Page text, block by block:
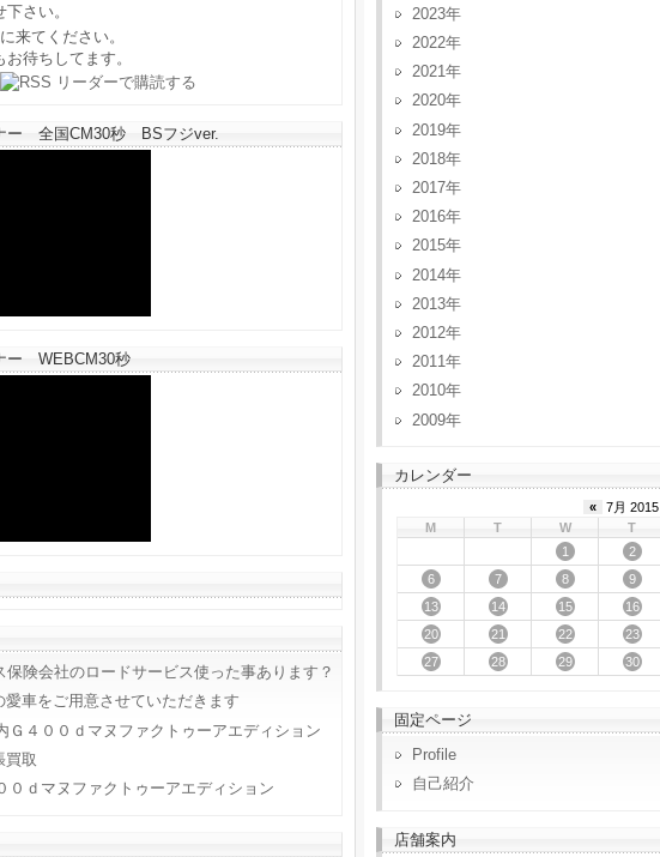
さい。
来てください。
待ちしてます。
ー 全国CM30秒 BSフジver.
ー WEBCM30秒
保険会社のロードサービス使った事あります？
愛車をご用意させていただきます
Ｇ４００ｄマヌファクトゥーアエディション
買取
０ｄマヌファクトゥーアエディション
2023
2022
2021
2020
2019
2018
2017
2016
2015
2014
2013
2012
2011
2010
2009
カレンダー
« 7月 2015
M
T W T
1
2
6
7 8 9
13
14 15 16
20
21 22 23
27
28 29 30
固定ページ
Profile
自己紹介
店舗案内